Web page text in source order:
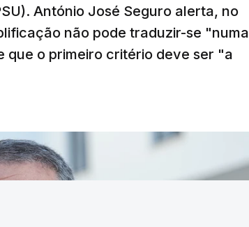
António José Seguro alerta, no
não pode traduzir-se "numa
que o primeiro critério deve ser "a